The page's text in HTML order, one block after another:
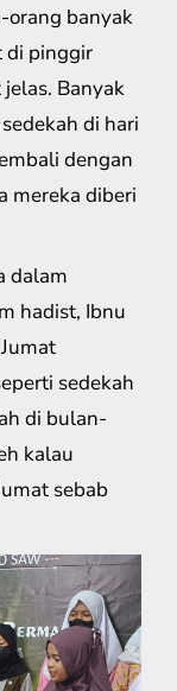
orang banyak
di pinggir
Banyak
di hari
dengan
mereka diberi
dalam
hadist, Ibnu
sedekah
di bulan-
kalau
sebab